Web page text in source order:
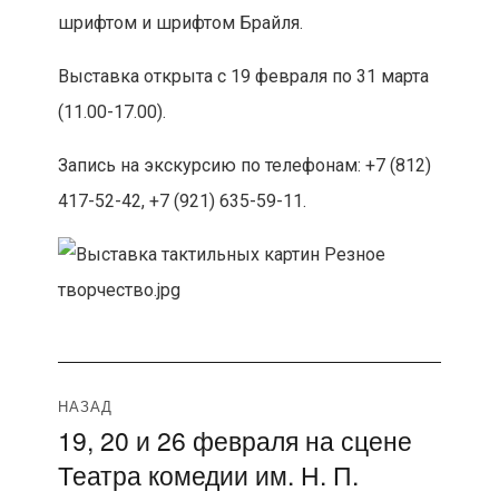
шрифтом и шрифтом Брайля.
Выставка открыта с 19 февраля по 31 марта
(11.00-17.00).
Запись на экскурсию по телефонам: +7 (812)
417-52-42, +7 (921) 635-59-11.
Навигация
по
НАЗАД
Предыдущая
запись:
19, 20 и 26 февраля на сцене
Театра комедии им. Н. П.